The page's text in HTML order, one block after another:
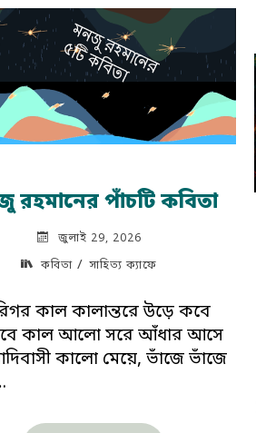
রহমানের পাঁচটি কবিতা
জুলাই 29, 2026
কবিতা/ সাহিত্য ক্যাফে
কাল কালান্তরে উড়ে কবে
কাল আলো সরে আঁধার আসে
কালো মেয়ে, ভাঁজে ভাঁজে